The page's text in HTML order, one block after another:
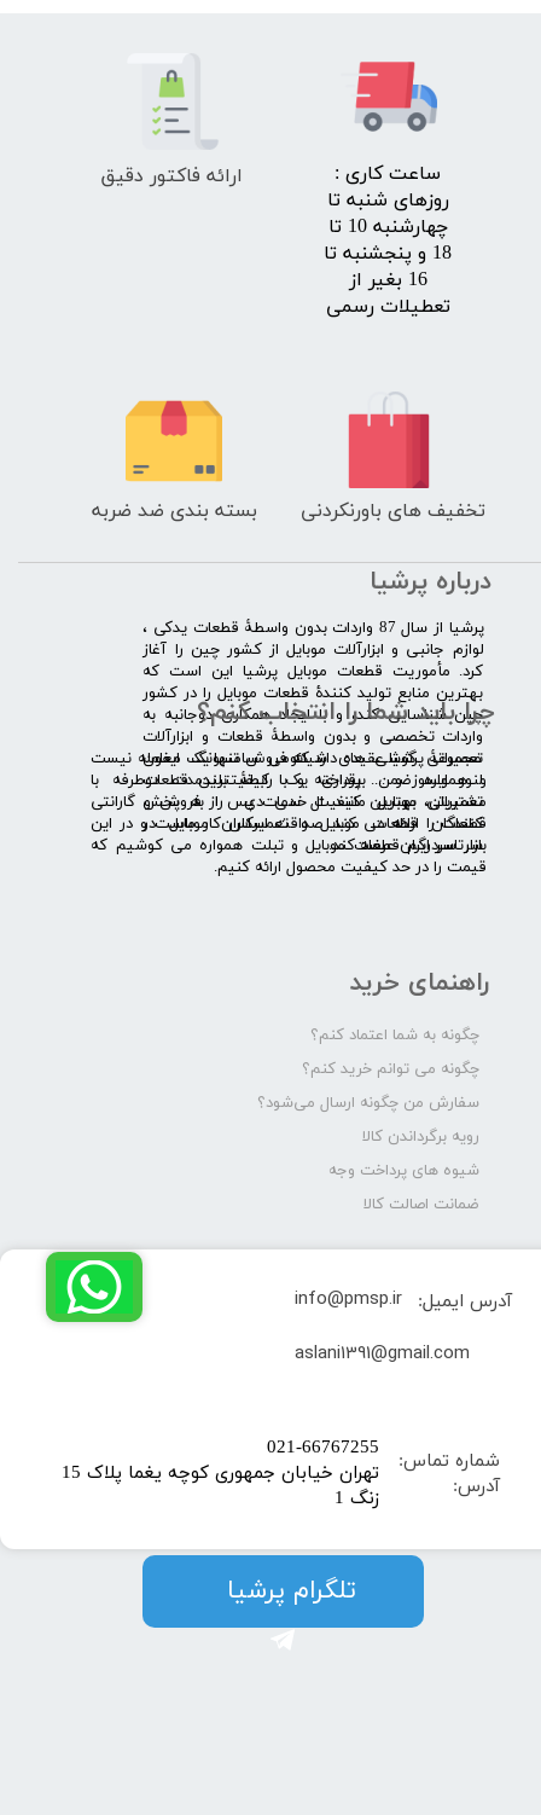
​ساعت کاری :
روزهای شنبه تا
چهارشنبه 10 تا
18 و پنجشنبه تا
16 بغیر از
تعطیلات رسمی
تخفیف های باورنکردنی بسته بندی ضد ضربه
ارائه فاکتور دقیق
درباره پرشیا
​پرشیا از سال 87 واردات بدون واسطۀ قطعات یدکی ،
لوازم جانبی و ابزارآلات موبایل از کشور چین را آغاز
کرد. مأموریت قطعات موبایل پرشیا این است که
بهترین منابع تولید کنندۀ قطعات موبایل را در کشور
چین شناسایی کند، و با ایجاد همکاری دوجانبه به
واردات تخصصی و بدون واسطۀ قطعات و ابزارآلات
تعمیراتی گوشی های شیائومی سامسونگ ایفون
لنوو ایسوز و .... پرداخته و با کیفیت­ترین قطعات
تعمیراتی موبایل مانند ال سی دی را به پخش
کنندگان قطعات موبایل و تعمیرکاران موبایل در
سرتاسر ایران عرضه کند.
راهنمای خرید
چگونه به شما اعتماد کنم؟
چگونه می توانم خرید کنم؟
سفارش من چگونه ارسال می‌شود؟
رویه برگرداندن کالا
شیوه های پرداخت وجه
ضمانت اصالت کالا
چرا باید شما را انتخاب کنم؟
​​ ​مجموعۀ پرشیا عقیده دارد که فروش تنها یک معامله نیست
و همواره ضمن برقراری یک رابطۀ بلندمدت دوطرفه با
مشتریان، بهترین کیفیت خدمات پس از فروش و گارانتی
قطعات را ارائه می­ کند. صداقت اساس کار ماست و در این
بازار سردرگم قطعات موبایل و تبلت همواره می کوشیم که
قیمت را در حد کیفیت محصول ارائه کنیم.
شماره تماس:
آدرس:
​021-66767255
تهران خیابان جمهوری کوچه یغما پلاک 15
زنگ 1
آدرس ایمیل:
info@pmsp.ir
​aslani1391@gmail.com
​​​​تلگرام پرشیا